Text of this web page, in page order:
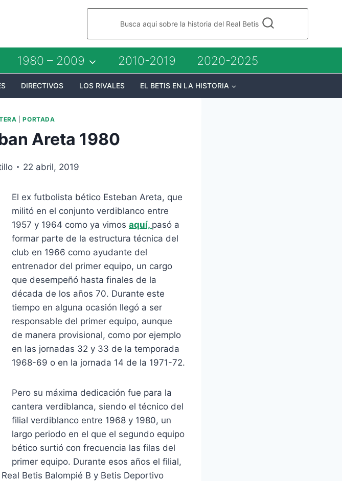
Busca aqui sobre la historia del Real Betis
1980 – 2009 2010-2019 2020-2025
DIRECTIVOS LOS RIVALES EL BETIS EN LA HISTORIA
|PORTADA
Areta 1980
22 abril, 2019
El ex futbolista bético Esteban Areta, que
militó en el conjunto verdiblanco entre
1957 y 1964 como ya vimos aquí, pasó a
formar parte de la estructura técnica del
club en 1966 como ayudante del
entrenador del primer equipo, un cargo
que desempeñó hasta finales de la
década de los años 70. Durante este
tiempo en alguna ocasión llegó a ser
responsable del primer equipo, aunque
de manera provisional, como por ejemplo
en las jornadas 32 y 33 de la temporada
1968-69 o en la jornada 14 de la 1971-72.
Pero su máxima dedicación fue para la
cantera verdiblanca, siendo el técnico del
filial verdiblanco entre 1968 y 1980, un
largo periodo en el que el segundo equipo
bético surtió con frecuencia las filas del
primer equipo. Durante esos años el filial,
Betis Balompié B y Betis Deportivo